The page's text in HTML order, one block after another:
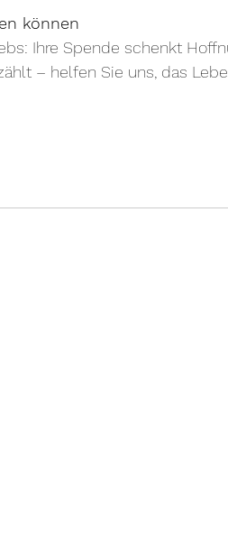
können
Ihre Spende schenkt
– helfen Sie uns, das